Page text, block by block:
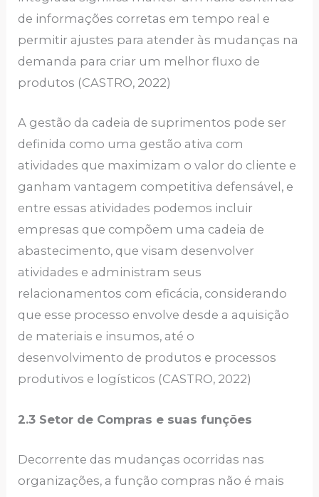
de informações corretas em tempo real e
permitir ajustes para atender às mudanças na
demanda para criar um melhor fluxo de
produtos (CASTRO, 2022)
A gestão da cadeia de suprimentos pode ser
definida como uma gestão ativa com
atividades que maximizam o valor do cliente e
ganham vantagem competitiva defensável, e
entre essas atividades podemos incluir
empresas que compõem uma cadeia de
abastecimento, que visam desenvolver
atividades e administram seus
relacionamentos com eficácia, considerando
que esse processo envolve desde a aquisição
de materiais e insumos, até o
desenvolvimento de produtos e processos
produtivos e logísticos (CASTRO, 2022)
2.3 Setor de Compras e suas funções
Decorrente das mudanças ocorridas nas
organizações, a função compras não é mais